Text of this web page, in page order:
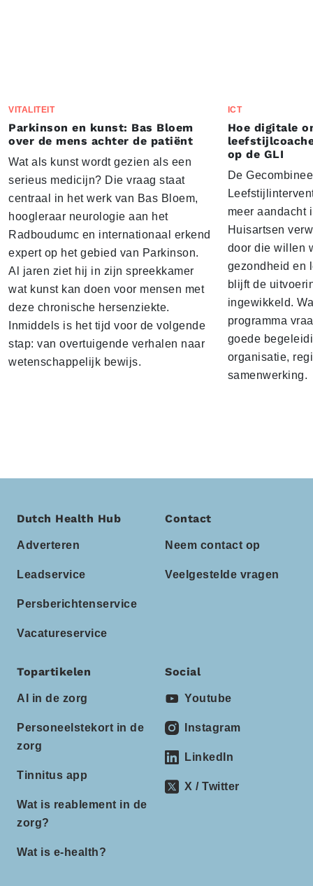
VITALITEIT
Parkinson en kunst: Bas Bloem
over de mens achter de patiënt
Wat als kunst wordt gezien als een
serieus medicijn? Die vraag staat
centraal in het werk van Bas Bloem,
hoogleraar neurologie aan het
Radboudumc en internationaal erkend
expert op het gebied van Parkinson.
Al jaren ziet hij in zijn spreekkamer
wat kunst kan doen voor mensen met
deze chronische hersenziekte.
Inmiddels is het tijd voor de volgende
stap: van overtuigende verhalen naar
wetenschappelijk bewijs.
ICT
Hoe digitale
op de GLI
De
meer aandacht
Huisartsen
door die willen
gezondheid en
blijft de
ingewikkeld.
programma
goede
organisatie,
samenwerking.
Dutch Health Hub
Adverteren
Leadservice
Persberichtenservice
Vacatureservice
Contact
Neem contact op
Veelgestelde vragen
Topartikelen
AI in de zorg
Personeelstekort in de
zorg
Tinnitus app
Wat is reablement in de
zorg?
Wat is e-health?
Social
Youtube
Instagram
LinkedIn
X / Twitter